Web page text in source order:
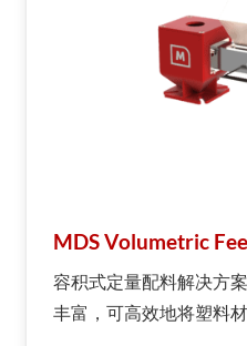
MDS Volumetric
容积式定量配料解决方
丰富，可高效地将塑料